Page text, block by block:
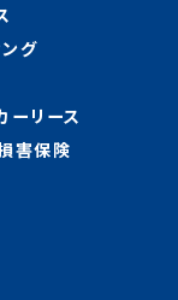
グ
ーリース
害保険